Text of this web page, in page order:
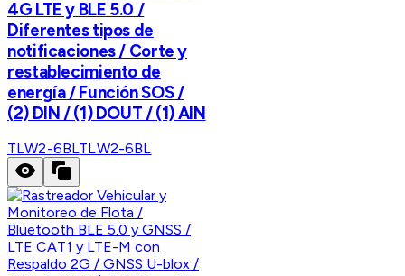
4G LTE y BLE 5.0 /
Diferentes tipos de
notificaciones / Corte y
restablecimiento de
energía / Función SOS /
(2) DIN / (1) DOUT / (1) AIN
TLW2-6BLTLW2-6BL